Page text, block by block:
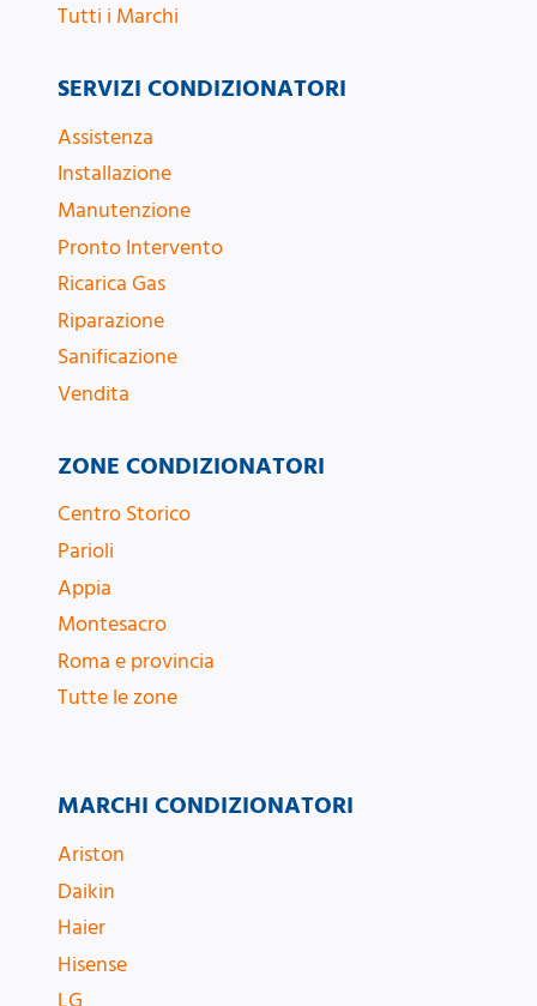
Tutti i Marchi
ZONE CONDIZIONATORI
Centro Storico
Parioli
Appia
Montesacro
Roma e provincia
Tutte le zone
SERVIZI CONDIZIONATORI
Assistenza
Installazione
Manutenzione
Pronto Intervento
Ricarica Gas
Riparazione
Sanificazione
Vendita
MARCHI CONDIZIONATORI
Ariston
Daikin
Haier
Hisense